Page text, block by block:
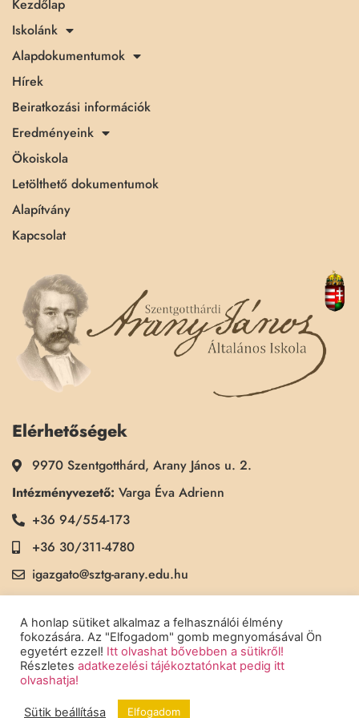
Kezdőlap
Iskolánk
Alapdokumentumok
Hírek
Beiratkozási információk
Eredményeink
Ökoiskola
Letölthető dokumentumok
Alapítvány
Kapcsolat
Elérhetőségek
9970 Szentgotthárd, Arany János u. 2.
Intézményvezető: Varga Éva Adrienn
+36 94/554-173
+36 30/311-4780
igazgato@sztg-arany.edu.hu
Titkárság:Kimmel Kinga
+36 30/311-5790
titkarsag@sztg-arany.edu.hu
A honlap sütiket alkalmaz a felhasználói élmény
fokozására. Az "Elfogadom" gomb megnyomásával Ön
egyetért ezzel! Itt olvashat bővebben a sütikről!
Részletes adatkezelési tájékoztatónkat pedig itt
olvashatja!
Sütik beállítása Elfogadom